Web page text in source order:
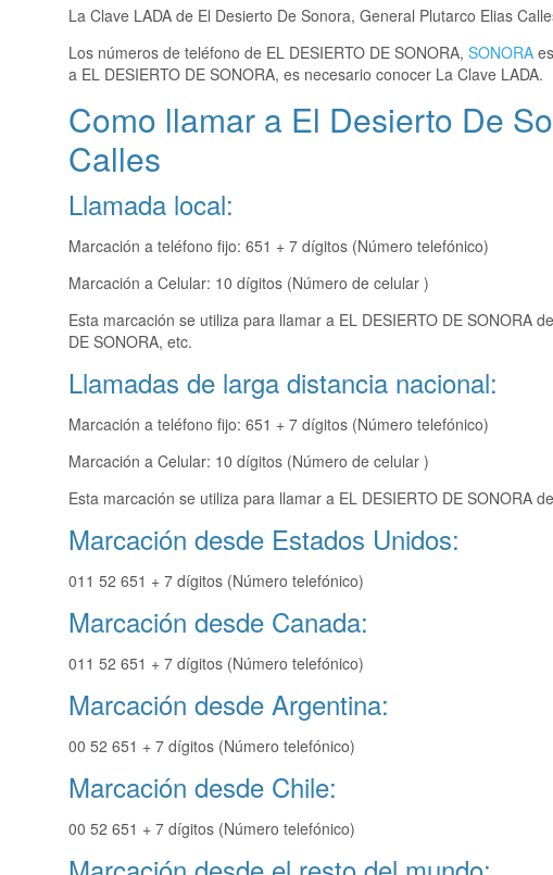
La Clave LADA de El Desierto De Sonora, General Plutarco Elias
Los números de teléfono de EL DESIERTO DE SONORA, SONORA
a EL DESIERTO DE SONORA, es necesario conocer La Clave LADA.
Como llamar a El Desierto De
Calles
Llamada local:
Marcación a teléfono fijo: 651 + 7 dígitos (Número telefónico)
Marcación a Celular: 10 dígitos (Número de celular )
Esta marcación se utiliza para llamar a EL DESIERTO DE SONORA
DE SONORA, etc.
Llamadas de larga distancia nacional:
Marcación a teléfono fijo: 651 + 7 dígitos (Número telefónico)
Marcación a Celular: 10 dígitos (Número de celular )
Esta marcación se utiliza para llamar a EL DESIERTO DE SONORA
Marcación desde Estados Unidos:
011 52 651 + 7 dígitos (Número telefónico)
Marcación desde Canada:
011 52 651 + 7 dígitos (Número telefónico)
Marcación desde Argentina:
00 52 651 + 7 dígitos (Número telefónico)
Marcación desde Chile:
00 52 651 + 7 dígitos (Número telefónico)